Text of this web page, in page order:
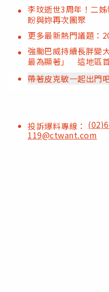
李玟逝世3周年！二
盼與妳再次團聚
更多最新熱門議題：
強颱巴威持續長胖變
最為顯著」 這地區
帶著皮克敏一起出門
投訴爆料專線：
119@ctwant.com